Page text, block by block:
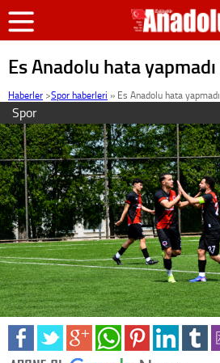
Es Anadolu hata yapmadı
Haberler >Spor haberleri » Es Anadolu hata yapmadı
Spor